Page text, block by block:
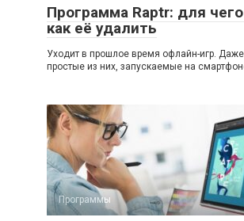
Программа Raptr: для
как её удалить
Уходит в прошлое время офлайн-игр.
простые из них, запускаемые на
Программы